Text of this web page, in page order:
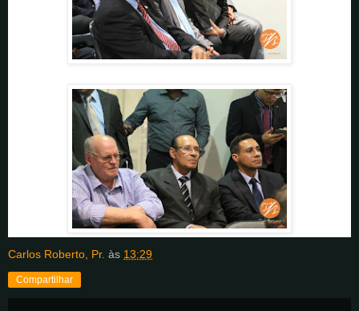
Carlos Roberto, Pr. às 13:29
Compartilhar